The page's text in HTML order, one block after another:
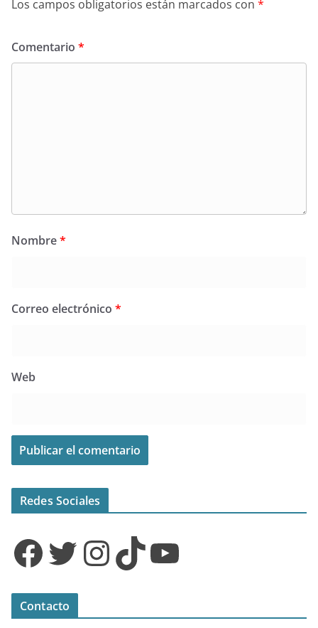
Los campos obligatorios están marcados con *
Comentario *
Nombre*
Correo electrónico *
Web
Redes Sociales
Facebook Twitter InstagramTikTok YouTube
Contacto